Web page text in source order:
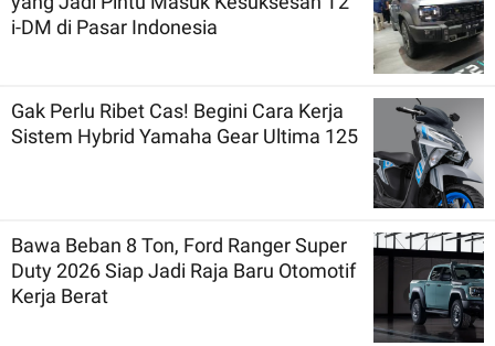
i-DM di Pasar Indonesia
Gak Perlu Ribet Cas! Begini Cara Kerja
Sistem Hybrid Yamaha Gear Ultima 125
Bawa Beban 8 Ton, Ford Ranger Super
Duty 2026 Siap Jadi Raja Baru Otomotif
Kerja Berat